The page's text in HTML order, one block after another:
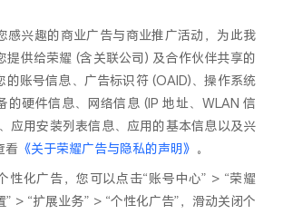
感兴趣的商业广告与商业推广活动，为此我
提供给荣耀 (含关联公司) 及合作伙伴共享的
的账号信息、广告标识符 (OAID)、操作系统
的硬件信息、网络信息 (IP 地址、WLAN 信
应用安装列表信息、应用的基本信息以及兴
看 《关于荣耀广告与隐私的声明》 。
性化广告，您可以点击“账号中心” > “荣耀
” > “扩展业务” > “个性化广告”，滑动关闭个